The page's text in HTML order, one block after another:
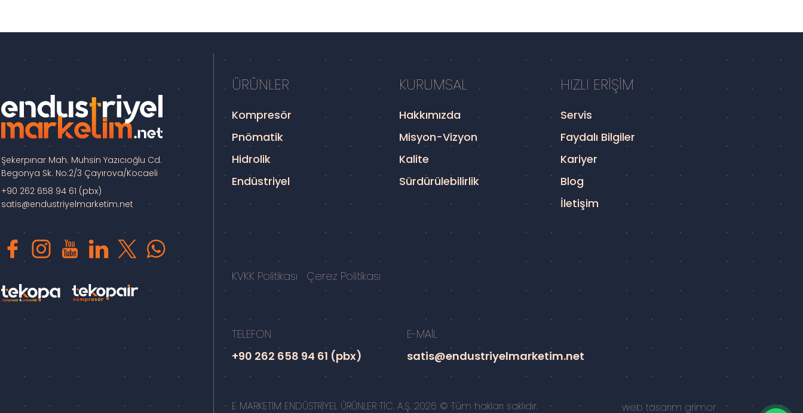
Şekerpınar Mah. Muhsin Yazıcıoğlu Cd.
Begonya Sk. No:2/3 Çayırova/Kocaeli
+90 262 658 94 61 (pbx)
satis@endustriyelmarketim.net
ÜRÜNLER
Kompresör
Pnömatik
Hidrolik
Endüstriyel
KURUMSAL
Hakkımızda
Misyon-Vizyon
Kalite
Sürdürülebilirlik
HIZLI ERİŞİM
Servis
Faydalı Bilgiler
Kariyer
Blog
İletişim
KVKK Politikası Çerez Politikası
TELEFON
+90 262 658 94 61 (pbx)
E-MAİL
satis@endustriyelmarketim.net
E MARKETİM ENDÜSTRİYEL ÜRÜNLER TİC. A.Ş. 2026 © Tüm hakları saklıdır. web tasarım grimor